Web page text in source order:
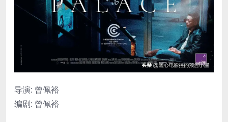
导演: 曾佩裕
编剧: 曾佩裕